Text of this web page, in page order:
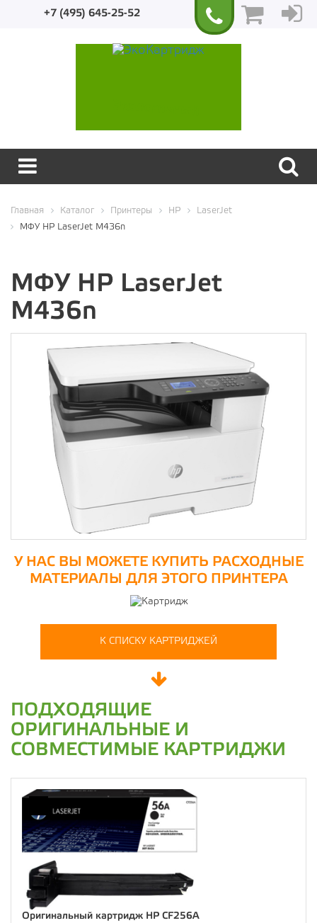
+7 (495) 645-25-52
Главная Каталог Принтеры HP LaserJet
МФУ HP LaserJet M436n
МФУ HP LaserJet
M436n
У НАС ВЫ МОЖЕТЕ КУПИТЬ РАСХОДНЫЕ
МАТЕРИАЛЫ ДЛЯ ЭТОГО ПРИНТЕРА
К СПИСКУ КАРТРИДЖЕЙ
ПОДХОДЯЩИЕ
ОРИГИНАЛЬНЫЕ И
СОВМЕСТИМЫЕ КАРТРИДЖИ
Оригинальный картридж HP CF256A